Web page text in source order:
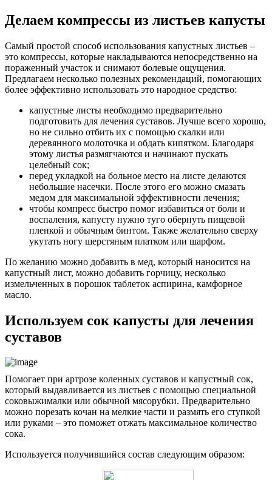
Делаем компрессы из листьев капусты
Самый простой способ использования капустных листьев –
это компрессы, которые накладываются непосредственно на
пораженный участок и снимают болевые ощущения.
Предлагаем несколько полезных рекомендаций, помогающих
более эффективно использовать это народное средство:
капустные листы необходимо предварительно
подготовить для лечения суставов. Лучше всего хорошо,
но не сильно отбить их с помощью скалки или
деревянного молоточка и обдать кипятком. Благодаря
этому листья размягчаются и начинают пускать
целебный сок;
перед укладкой на больное место на листе делаются
небольшие насечки. После этого его можно смазать
медом для максимальной эффективности лечения;
чтобы компресс быстро помог избавиться от боли и
воспаления, капусту нужно туго обернуть пищевой
пленкой и обычным бинтом. Также желательно сверху
укутать ногу шерстяным платком или шарфом.
По желанию можно добавить в мед, который наносится на
капустный лист, можно добавить горчицу, несколько
измельченных в порошок таблеток аспирина, камфорное
масло.
Используем сок капусты для лечения
суставов
Помогает при артрозе коленных суставов и капустный сок,
который выдавливается из листьев с помощью специальной
соковыжималки или обычной мясорубки. Предварительно
можно порезать кочан на мелкие части и размять его ступкой
или руками – это поможет отжать максимальное количество
сока.
Используется получившийся состав следующим образом: